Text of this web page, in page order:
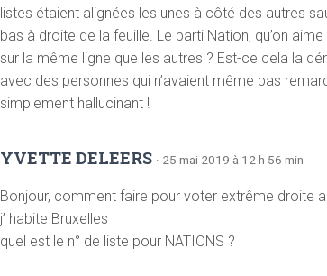
listes étaient alignées les unes à côté des autres
bas à droite de la feuille. Le parti Nation, qu’on
sur la même ligne que les autres ? Est-ce cela la
avec des personnes qui n’avaient même pas
simplement hallucinant !
YVETTE DELEERS · 25 mai 2019 à 12 h 56 min
Bonjour, comment faire pour voter extrême droite
j’ habite Bruxelles
quel est le n° de liste pour NATIONS ?